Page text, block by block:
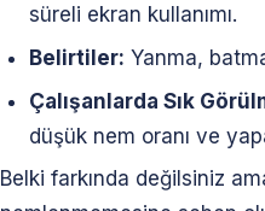
süreli ekran kullanımı.
Belirtiler: Yanma,
Çalışanlarda Sık
düşük nem oranı ve
Belki farkında değilsiniz